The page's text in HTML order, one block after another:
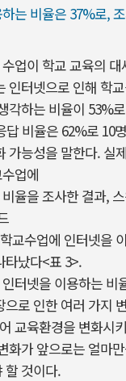
는 비율은 37%로,
업이 학교 교육의
인터넷으로 인해 학
각하는 비율이 53%
답 비율은 62%로 10
가능성을 말한다. 실
업에
율을 조사한 결과,
교수업에 인터넷을
타났다<표 3>.
터넷을 이용하는 비
으로 인한 여러 가지
교육환경을 변화시
화가 앞으로는 얼마
할 것이다.